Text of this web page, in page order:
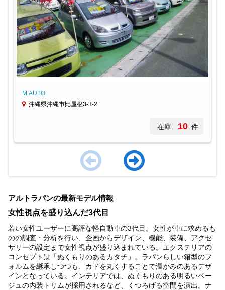
M.AUTO
沖縄県沖縄市比屋根3-3-2
在庫 10 件
of
4
アルトラパンの最新モデル情報
女性視点を盛り込んだ3代目
若い女性ユーザーに高評な軽自動車の3代目。女性が車に求めるも
のの調査・分析を行い、企画からデザイン、機能、装備、アクセ
サリーの設定まで女性視点が盛り込まれている。エクステリアの
コンセプトは「ぬくもりのあるカタチ」。ラパンらしい箱型のフ
ォルムを継承しつつも、カドを丸くすることで温かみのあるデザ
インとなっている。インテリアでは、ぬくもりのある明るいベー
ジュの内装トリムが採用されるなど、くつろげる空間を演出。ナ